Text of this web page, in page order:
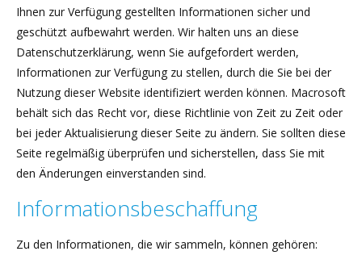
Ihnen zur Verfügung gestellten Informationen sicher und
geschützt aufbewahrt werden. Wir halten uns an diese
Datenschutzerklärung, wenn Sie aufgefordert werden,
Informationen zur Verfügung zu stellen, durch die Sie bei der
Nutzung dieser Website identifiziert werden können. Macrosoft
behält sich das Recht vor, diese Richtlinie von Zeit zu Zeit oder
bei jeder Aktualisierung dieser Seite zu ändern. Sie sollten diese
Seite regelmäßig überprüfen und sicherstellen, dass Sie mit
den Änderungen einverstanden sind.
Informationsbeschaffung
Zu den Informationen, die wir sammeln, können gehören: